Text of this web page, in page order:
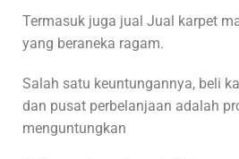
Termasuk juga jual Jual karpet
yang beraneka ragam.
Salah satu keuntungannya, beli
dan pusat perbelanjaan adalah
menguntungkan